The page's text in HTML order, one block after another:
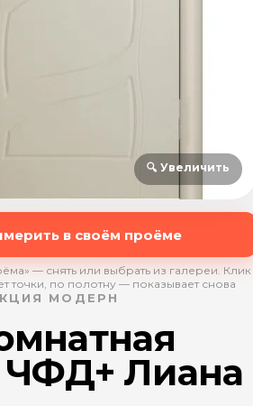
🔍 Увеличить
в своём проёме
— снять или выбрать из галереи. Клик
точки, по полотну — показывает снова
МОДЕРН
ЧФД+ Лиана